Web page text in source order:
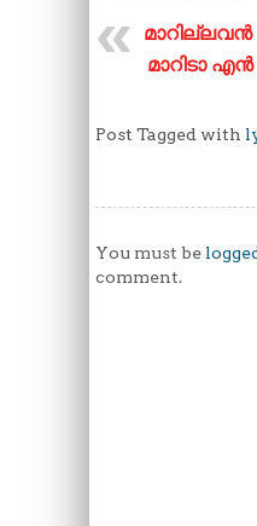
മാറിടാ
Post Tagged with
You must be
comment.